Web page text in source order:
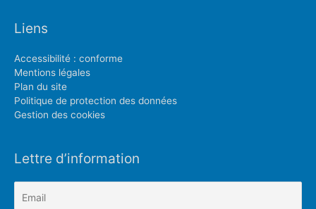
Liens
Accessibilité : conforme
Mentions légales
Plan du site
Politique de protection des données
Gestion des cookies
Lettre d’information